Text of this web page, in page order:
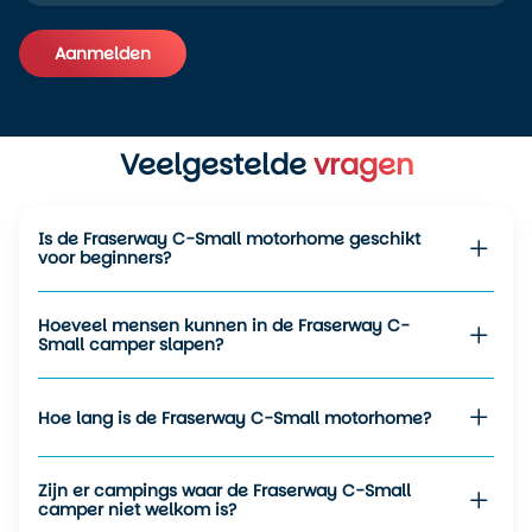
sanitair niet altijd binnen handbereik is.
De camper is eenvoudig in te richten, snel klaar om te
vertrekken en net zo snel weer op te ruimen. Geen slide-
Wil je deze camper combineren met een route door de
Rockies, Vancouver Island of juist Oost-Canada? Dan
uit onze samengesteldecamperreizenof we bouwen een
route volledig op basis van jouw wensen.
Aanmelden
Veelgesteldevragen
Is de Fraserway C-Small motorhome geschikt
voor beginners?
Hoeveel mensen kunnen in de Fraserway C-
Small camper slapen?
Hoe lang is de Fraserway C-Small motorhome?
Zijn er campings waar de Fraserway C-Small
camper niet welkom is?